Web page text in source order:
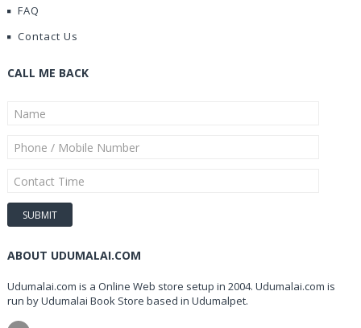
FAQ
Contact Us
CALL ME BACK
ABOUT UDUMALAI.COM
Udumalai.com is a Online Web store setup in 2004. Udumalai.com is
run by Udumalai Book Store based in Udumalpet.